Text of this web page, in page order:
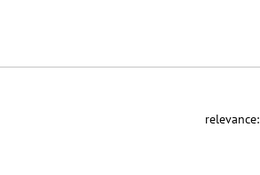
relevance: